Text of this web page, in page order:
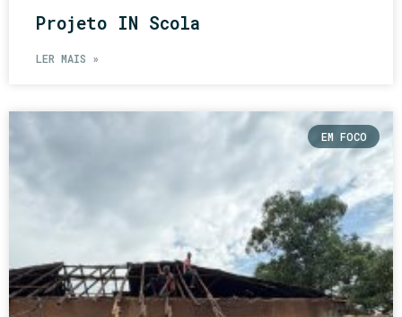
Projeto IN Scola
LER MAIS »
EM FOCO